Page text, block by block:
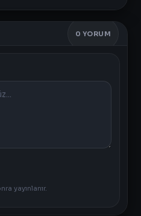
0 YORUM
yayınlanır.